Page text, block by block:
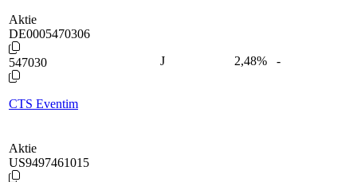
Aktie
DE0005470306
547030
CTS Eventim
J 2,48% -
Aktie
US9497461015